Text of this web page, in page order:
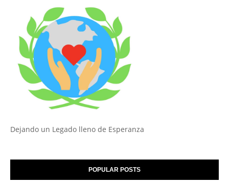
Dejando un Legado lleno de Esperanza
POPULAR POSTS